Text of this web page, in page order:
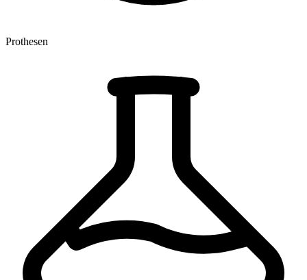
Prothesen